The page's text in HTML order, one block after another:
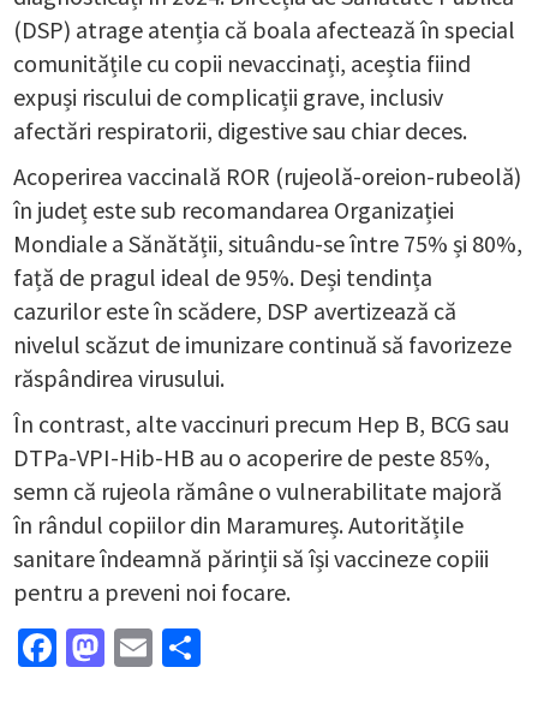
(DSP) atrage atenția că boala afectează în special
comunitățile cu copii nevaccinați, aceștia fiind
expuși riscului de complicații grave, inclusiv
afectări respiratorii, digestive sau chiar deces.
Acoperirea vaccinală ROR (rujeolă-oreion-rubeolă)
în județ este sub recomandarea Organizației
Mondiale a Sănătății, situându-se între 75% și 80%,
față de pragul ideal de 95%. Deși tendința
cazurilor este în scădere, DSP avertizează că
nivelul scăzut de imunizare continuă să favorizeze
răspândirea virusului.
În contrast, alte vaccinuri precum Hep B, BCG sau
DTPa-VPI-Hib-HB au o acoperire de peste 85%,
semn că rujeola rămâne o vulnerabilitate majoră
în rândul copiilor din Maramureș. Autoritățile
sanitare îndeamnă părinții să își vaccineze copiii
pentru a preveni noi focare.
Facebook
Mastodon
Email